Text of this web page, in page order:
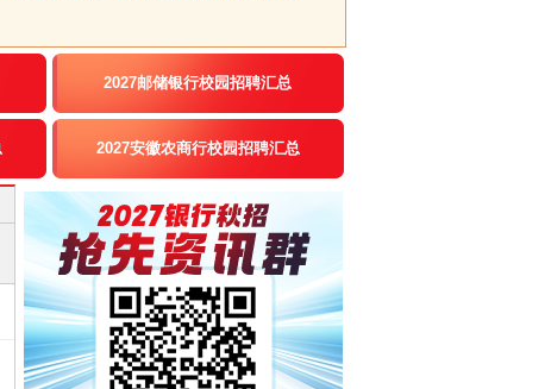
2027邮储银行校园招聘汇总
2027安徽农商行校园招聘汇总